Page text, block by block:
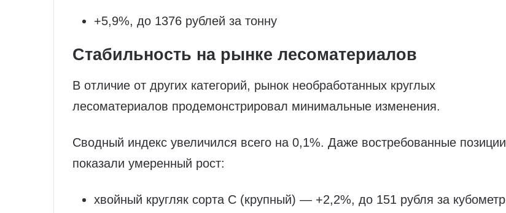
+5,9%, до 1376 рублей за тонну
Стабильность на рынке лесоматериалов
В отличие от других категорий, рынок необработанных круглых
лесоматериалов продемонстрировал минимальные изменения.
Сводный индекс увеличился всего на 0,1%. Даже востребованные позиции
показали умеренный рост:
хвойный кругляк сорта C (крупный) — +2,2%, до 151 рубля за кубометр